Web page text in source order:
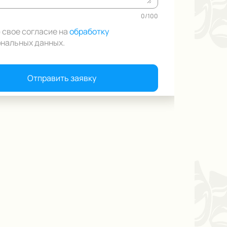
0/100
согласие наобработку
данных.
Отправить заявку